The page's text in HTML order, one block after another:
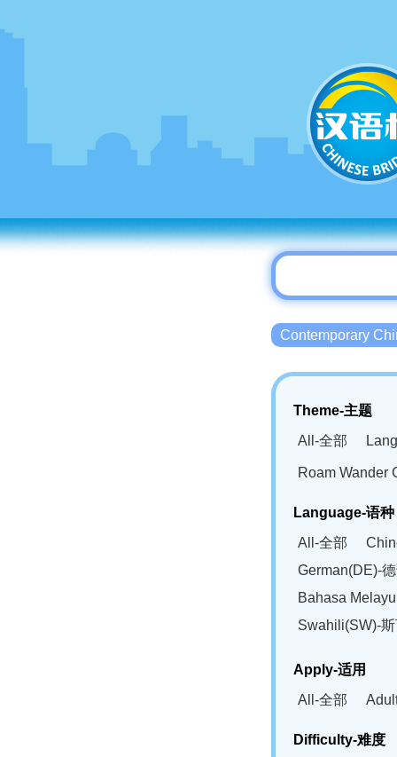
Contemporary
Theme-主题
All-全部
Roam Wander
Language-语种
All-全部
German(DE)-
Bahasa
Swahili(SW)-
Apply-适用
All-全部
Difficulty-难度